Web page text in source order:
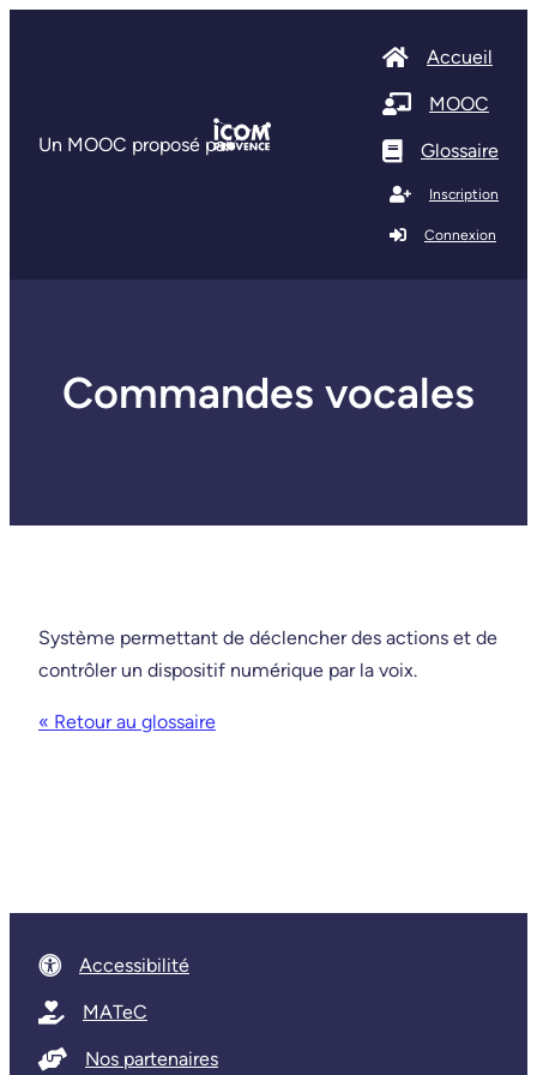
Un MOOC proposé par
Accueil
MOOC
Glossaire
Inscription
Connexion
Commandes vocales
Système permettant de déclencher des actions et de
contrôler un dispositif numérique par la voix.
« Retour au glossaire
Accessibilité
MATeC
Nos partenaires